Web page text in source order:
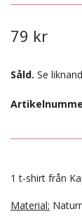
79 kr
Såld. Se
1 t-shirt från
Material: